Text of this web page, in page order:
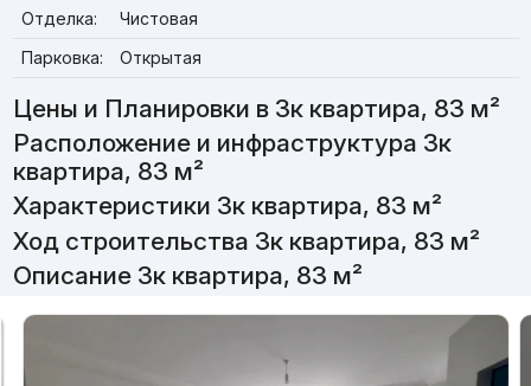
Отделка:
Чистовая
Парковка:
Открытая
Цены и Планировки в 3к квартира, 83 м²
Расположение и инфраструктура 3к
квартира, 83 м²
Характеристики 3к квартира, 83 м²
Ход строительства 3к квартира, 83 м²
Описание 3к квартира, 83 м²